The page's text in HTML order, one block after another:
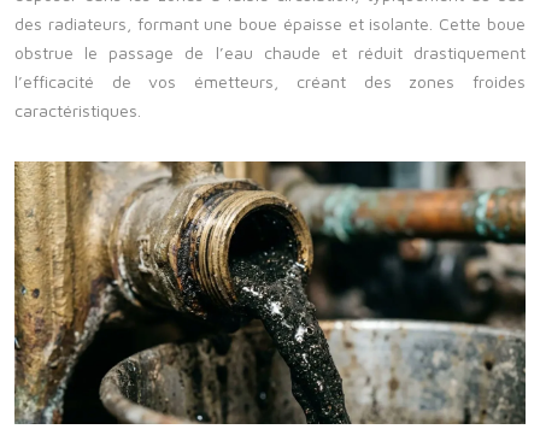
des radiateurs, formant une boue épaisse et isolante. Cette boue
obstrue le passage de l’eau chaude et réduit drastiquement
l’efficacité de vos émetteurs, créant des zones froides
caractéristiques.